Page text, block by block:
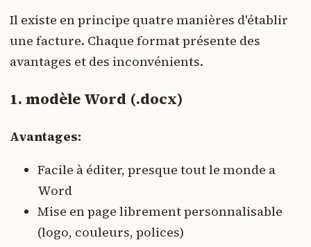
Il existe en principe quatre manières d'établir
une facture. Chaque format présente des
avantages et des inconvénients.
1. modèle Word (.docx)
Avantages:
Facile à éditer, presque tout le monde a
Word
Mise en page librement personnalisable
(logo, couleurs, polices)